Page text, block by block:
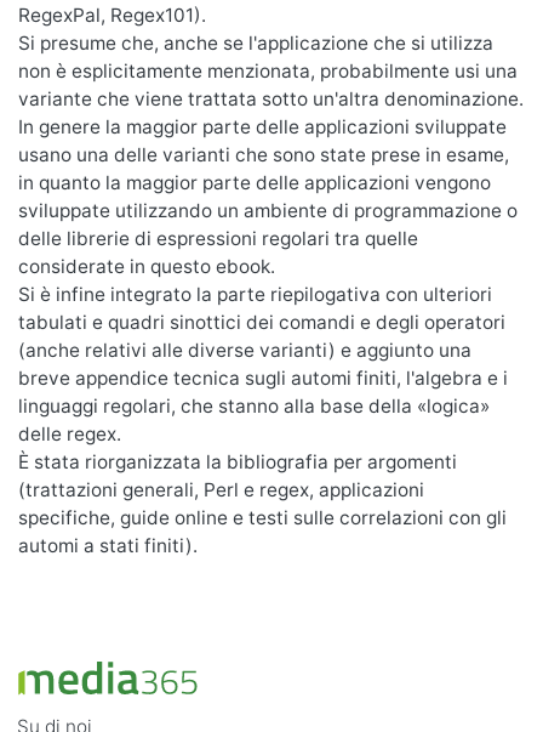
RegexPal, Regex101).
Si presume che, anche se l'applicazione che si utilizza
non è esplicitamente menzionata, probabilmente usi una
variante che viene trattata sotto un'altra denominazione.
In genere la maggior parte delle applicazioni sviluppate
usano una delle varianti che sono state prese in esame,
in quanto la maggior parte delle applicazioni vengono
sviluppate utilizzando un ambiente di programmazione o
delle librerie di espressioni regolari tra quelle
considerate in questo ebook.
Si è infine integrato la parte riepilogativa con ulteriori
tabulati e quadri sinottici dei comandi e degli operatori
(anche relativi alle diverse varianti) e aggiunto una
breve appendice tecnica sugli automi finiti, l'algebra e i
linguaggi regolari, che stanno alla base della «logica»
delle regex.
È stata riorganizzata la bibliografia per argomenti
(trattazioni generali, Perl e regex, applicazioni
specifiche, guide online e testi sulle correlazioni con gli
automi a stati finiti).
Su di noi